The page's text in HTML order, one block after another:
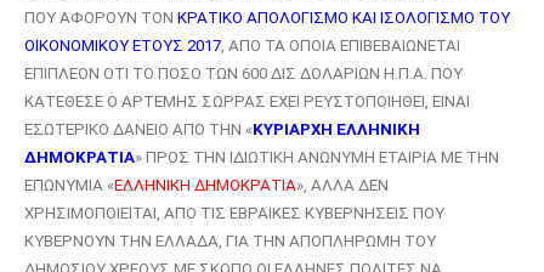
ΠΟΥ ΑΦΟΡΟΥΝ ΤΟΝ ΚΡΑΤΙΚΟ ΑΠΟΛΟΓΙΣΜΟ ΚΑΙ ΙΣΟΛΟΓΙΣΜΟ ΤΟΥ
ΟΙΚΟΝΟΜΙΚΟΥ ΕΤΟΥΣ 2017 , ΑΠΟ ΤΑ ΟΠΟΙΑ ΕΠΙΒΕΒΑΙΩΝΕΤΑΙ
ΕΠΙΠΛΕΟΝ ΟΤΙ ΤΟ ΠΟΣΟ ΤΩΝ 600 ΔΙΣ ΔΟΛΑΡΙΩΝ Η.Π.Α. ΠΟΥ
ΚΑΤΕΘΕΣΕ Ο ΑΡΤΕΜΗΣ ΣΩΡΡΑΣ ΕΧΕΙ ΡΕΥΣΤΟΠΟΙΗΘΕΙ, ΕΙΝΑΙ
ΕΣΩΤΕΡΙΚΟ ΔΑΝΕΙΟ ΑΠΟ ΤΗΝ «ΚΥΡΙΑΡΧΗ ΕΛΛΗΝΙΚΗ
ΔΗΜΟΚΡΑΤΙΑ» ΠΡΟΣ ΤΗΝ ΙΔΙΩΤΙΚΗ ΑΝΩΝΥΜΗ ΕΤΑΙΡΙΑ ΜΕ ΤΗΝ
ΕΠΩΝΥΜΙΑ «ΕΛΛΗΝΙΚΗ ΔΗΜΟΚΡΑΤΙΑ», ΑΛΛΑ ΔΕΝ
ΧΡΗΣΙΜΟΠΟΙΕΙΤΑΙ, ΑΠΟ ΤΙΣ ΕΒΡΑΙΚΕΣ ΚΥΒΕΡΝΗΣΕΙΣ ΠΟΥ
ΚΥΒΕΡΝΟΥΝ ΤΗΝ ΕΛΛΑΔΑ, ΓΙΑ ΤΗΝ ΑΠΟΠΛΗΡΩΜΗ ΤΟΥ